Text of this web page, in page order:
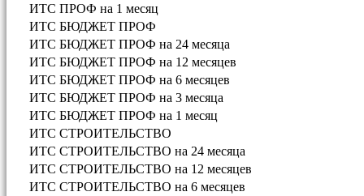
ИТС ПРОФ на 1 месяц
ИТС БЮДЖЕТ ПРОФ
ИТС БЮДЖЕТ ПРОФ на 24 месяца
ИТС БЮДЖЕТ ПРОФ на 12 месяцев
ИТС БЮДЖЕТ ПРОФ на 6 месяцев
ИТС БЮДЖЕТ ПРОФ на 3 месяца
ИТС БЮДЖЕТ ПРОФ на 1 месяц
ИТС СТРОИТЕЛЬСТВО
ИТС СТРОИТЕЛЬСТВО на 24 месяца
ИТС СТРОИТЕЛЬСТВО на 12 месяцев
ИТС СТРОИТЕЛЬСТВО на 6 месяцев